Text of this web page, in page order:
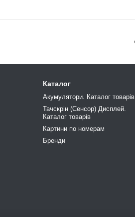
Каталог
Акумулятори. Каталог товарів
Тачскрін (Сенсор) Дисплей.
Каталог товарів
Картини по номерам
Бренди